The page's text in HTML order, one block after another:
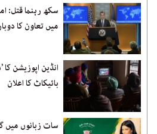
سکھ رہنما قتل:
میں تعاون کا
انڈین اپوزیشن
بائیکاٹ کا اعلان
سات زبانوں میں